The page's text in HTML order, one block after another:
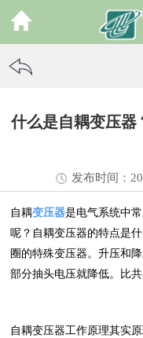
什么是自耦变压器
发布时间：
自耦变压器是电气系统中
呢？自耦变压器的特点是
圈的特殊变压器。升压和
部分抽头电压就降低。比
自耦变压器工作原理其实